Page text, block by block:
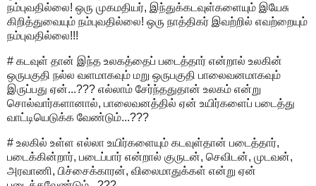
நம்புவதில்லை! ஒரு முகமதியர், இந்துக்கடவுள்களையும் இயேசு
கிறித்துவையும் நம்புவதில்லை! ஒரு நாத்திகர் இவற்றில் எவற்றையும்
நம்புவதில்லை!!!
# கடவுள் தான் இந்த உலகத்தைப் படைத்தார் என்றால் உலகின்
ஒருபகுதி நல்ல வளமாகவும் மறு ஒருபகுதி பாலைவனமாகவும்
இருப்பது ஏன்...??? எல்லாம் சேர்ந்ததுதான் உலகம் என்று
சொல்வார்களானால், பாலைவனத்தில் ஏன் உயிர்களைப் படைத்து
வாட்டியெடுக்க வேண்டும்...???
# உலகில் உள்ள எல்லா உயிர்களையும் கடவுள்தான் படைத்தார்,
படைக்கின்றார், படைப்பார் என்றால் குருடன், செவிடன், முடவன்,
அரவாணி, பிச்சைக்காரன், விலைமாதுக்கள் என்று ஏன்